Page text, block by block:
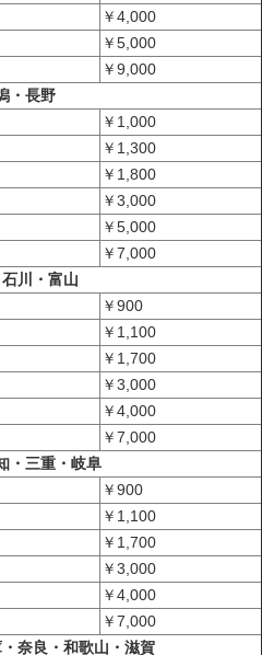
￥4,000
￥5,000
￥9,000
・長野
￥1,000
￥1,300
￥1,800
￥3,000
￥5,000
￥7,000
川・富山
￥900
￥1,100
￥1,700
￥3,000
￥4,000
￥7,000
・三重・岐阜
￥900
￥1,100
￥1,700
￥3,000
￥4,000
￥7,000
奈良・和歌山・滋賀